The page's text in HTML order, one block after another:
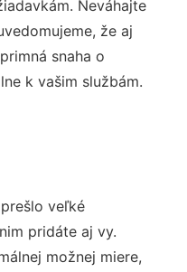
Neváhajte
že aj
snaha o
k vašim službám.
veľké
pridáte aj vy.
možnej miere,